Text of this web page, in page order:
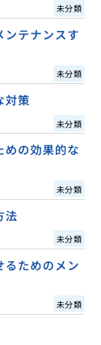
未分類
ンテナンスす
未分類
対策
未分類
めの効果的な
未分類
法
未分類
るためのメン
未分類